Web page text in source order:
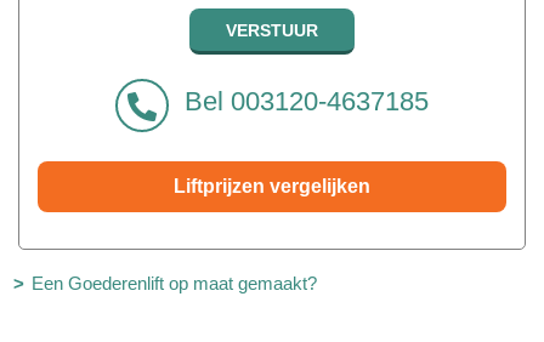
Bel 003120-4637185
Liftprijzen vergelijken
Een Goederenlift op maat gemaakt?